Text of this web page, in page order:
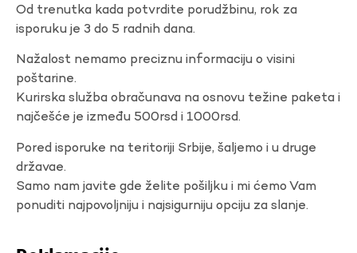
Od trenutka kada potvrdite porudžbinu, rok za
isporuku je 3 do 5 radnih dana.
Nažalost nemamo preciznu informaciju o visini
poštarine.
Kurirska služba obračunava na osnovu težine paketa i
najčešće je između 500rsd i 1000rsd.
Pored isporuke na teritoriji Srbije, šaljemo i u druge
državae.
Samo nam javite gde želite pošiljku i mi ćemo Vam
ponuditi najpovoljniju i najsigurniju opciju za slanje.